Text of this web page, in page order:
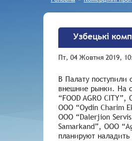
Узбецькі
Пт, 04 Жовтня 2019,
В Палату
внешние рынки. На
“FOOD AGRO
OOO “Oydin Charim
OOO “Dalerjion
Samarkand”, OOO
планируют